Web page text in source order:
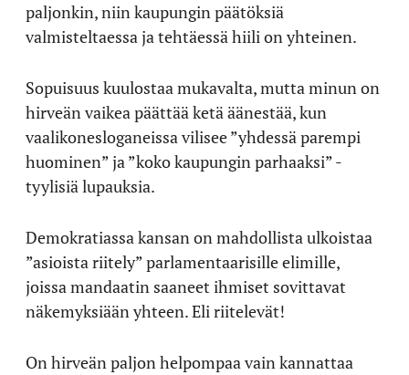
paljonkin, niin kaupungin päätöksiä
valmisteltaessa ja tehtäessä hiili on yhteinen.
Sopuisuus kuulostaa mukavalta, mutta minun on
hirveän vaikea päättää ketä äänestää, kun
vaalikonesloganeissa vilisee ”yhdessä parempi
huominen” ja ”koko kaupungin parhaaksi” -
tyylisiä lupauksia.
Demokratiassa kansan on mahdollista ulkoistaa
”asioista riitely” parlamentaarisille elimille,
joissa mandaatin saaneet ihmiset sovittavat
näkemyksiään yhteen. Eli riitelevät!
On hirveän paljon helpompaa vain kannattaa